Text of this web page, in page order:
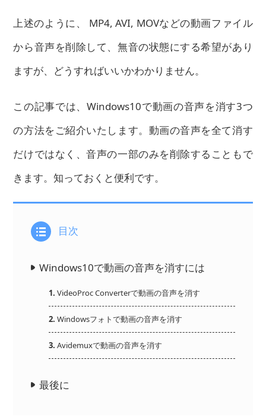
上述のように、 MP4, AVI, MOVなどの動画ファイル
から音声を削除して、無音の状態にする希望があり
ますが、どうすればいいかわかりません。
この記事では、Windows10で動画の音声を消す3つ
の方法をご紹介いたします。動画の音声を全て消す
だけではなく、音声の一部のみを削除することもで
きます。知っておくと便利です。
目次
Windows10で動画の音声を消すには
1. VideoProc Converterで動画の音声を消す
2. Windowsフォトで動画の音声を消す
3. Avidemuxで動画の音声を消す
最後に